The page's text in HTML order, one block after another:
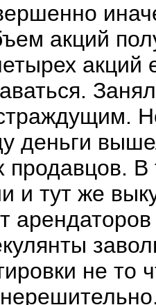
акций
акций
деньги
продавцов.
и тут же
не то